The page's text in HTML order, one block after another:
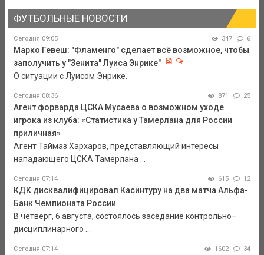
ФУТБОЛЬНЫЕ НОВОСТИ
Сегодня 09:05 347 6
Марко Гевеш: "Фламенго" сделает всё возможное, чтобы
заполучить у "Зенита" Луиса Энрике"
О ситуации с Луисом Энрике.
Сегодня 08:36 871 25
Агент форварда ЦСКА Мусаева о возможном уходе
игрока из клуба: «Статистика у Тамерлана для России
приличная»
Агент Таймаз Хархаров, представляющий интересы
нападающего ЦСКА Тамерлана ...
Сегодня 07:14 615 12
КДК дисквалифицировал Касинтуру на два матча Альфа-
Банк Чемпионата России
В четверг, 6 августа, состоялось заседание контрольно–
дисциплинарного ...
Сегодня 07:14 1602 34